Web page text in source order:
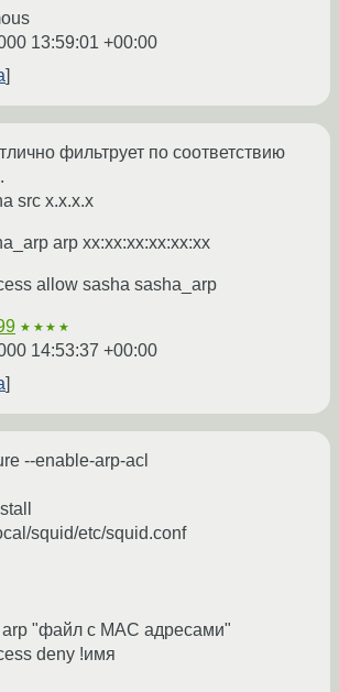
13:59:01 +00:00
фильтрует по соответствию
src x.x.x.x
arp xx:xx:xx:xx:xx:xx
allow sasha sasha_arp
★★★★
14:53:37 +00:00
--enable-arp-acl
squid/etc/squid.conf
"файл с МАС адресами"
deny !имя